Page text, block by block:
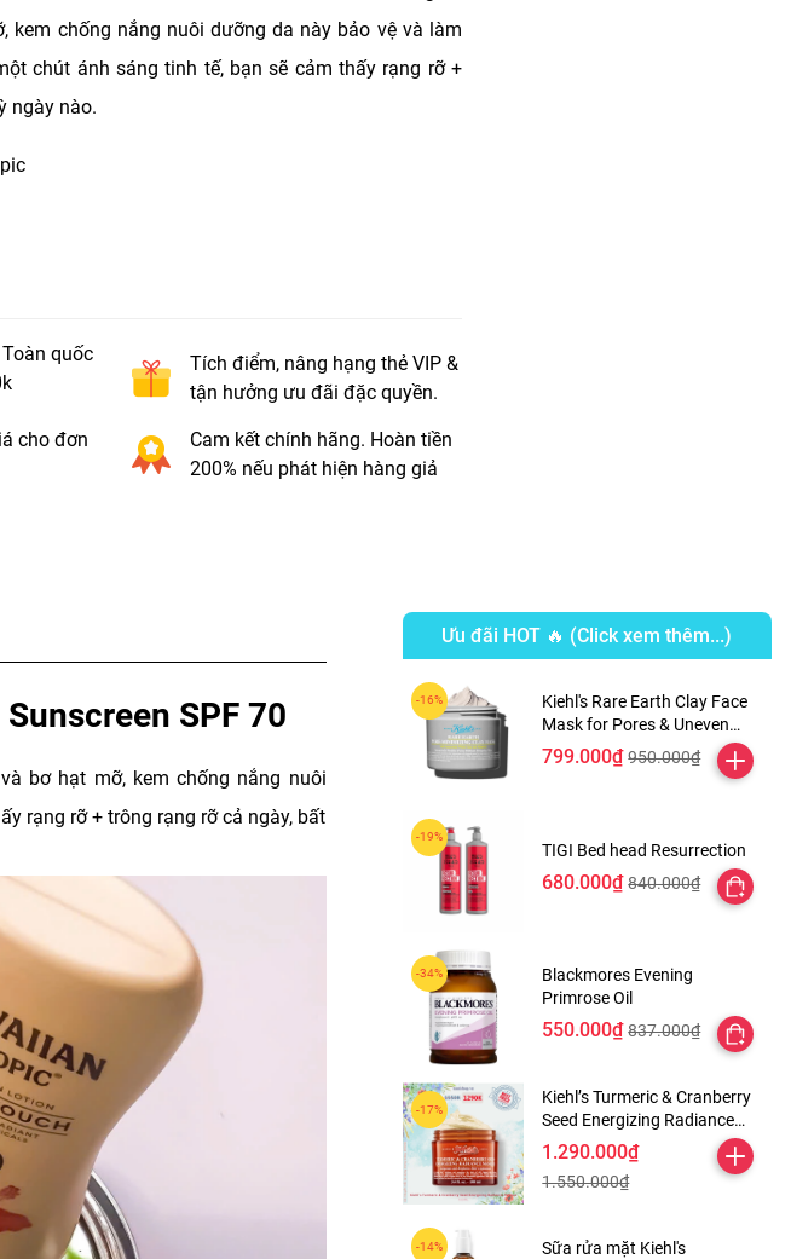
kem chống nắng nuôi dưỡng da này bảo vệ và làm
chút ánh sáng tinh tế, bạn sẽ cảm thấy rạng rỡ +
ngày nào.
quốc
Tích điểm, nâng hạng thẻ VIP &
tận hưởng ưu đãi đặc quyền.
cho đơn
Cam kết chính hãng. Hoàn tiền
200% nếu phát hiện hàng giả
SPF 70
bơ hạt mỡ, kem chống nắng nuôi
rạng rỡ + trông rạng rỡ cả ngày, bất
Ưu đãi HOT 🔥 (Click xem thêm...)
Kiehl's Rare Earth Clay Face
Mask for Pores & Uneven
Texture
799.000₫ 950.000₫
TIGI Bed head Resurrection
680.000₫ 840.000₫
Blackmores Evening
Primrose Oil
550.000₫ 837.000₫
Kiehl’s Turmeric & Cranberry
Seed Energizing Radiance
Masque
1.290.000₫
1.550.000₫
Sữa rửa mặt Kiehl's